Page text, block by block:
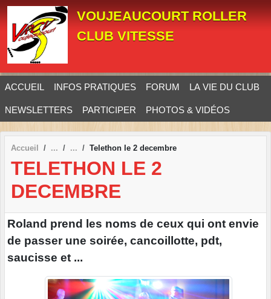
VOUJEAUCOURT ROLLER
CLUB VITESSE
ACCUEIL INFOS PRATIQUES FORUM LA VIE DU CLUB
NEWSLETTERS PARTICIPER PHOTOS & VIDÉOS
Accueil Telethon le 2 decembre
TELETHON LE 2
DECEMBRE
Roland prend les noms de ceux qui ont envie
de passer une soirée, cancoillotte, pdt,
saucisse et ...
Panneau de gestion des cookies